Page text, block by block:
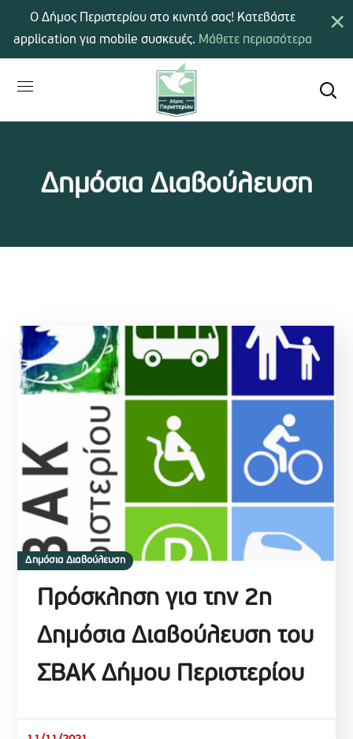
Δημόσια Διαβούλευση
Δημόσια Διαβούλευση
Πρόσκληση για την 2η
Δημόσια Διαβούλευση του
ΣΒΑΚ Δήμου Περιστερίου
×
Ο Δήμος Περιστερίου στο κινητό σας! Κατεβάστε
application για mobile συσκευές. Μάθετε περισσότερα